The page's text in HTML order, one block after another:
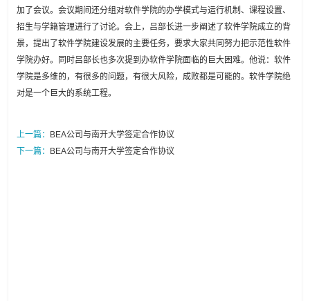
加了会议。会议期间还分组对软件学院的办学模式与运行机制、课程设置、
招生与学籍管理进行了讨论。会上，吕部长进一步阐述了软件学院成立的背
景，提出了软件学院建设发展的主要任务，要求大家共同努力把示范性软件
学院办好。同时吕部长也多次提到办软件学院面临的巨大困难。他说：软件
学院是多维的，有很多的问题，有很大风险，成败都是可能的。软件学院绝
对是一个巨大的系统工程。
上一篇：
BEA公司与南开大学签定合作协议
下一篇：
BEA公司与南开大学签定合作协议